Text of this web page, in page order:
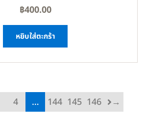
฿400.00
หยิบใส่ตะกร้า
4 … 144 145 146 →